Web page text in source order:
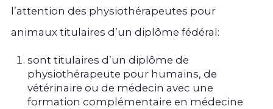
l’attention des physiothérapeutes pour
animaux titulaires d’un diplôme fédéral:
sont titulaires d’un diplôme de
physiothérapeute pour humains, de
vétérinaire ou de médecin avec une
formation complémentaire en médecine